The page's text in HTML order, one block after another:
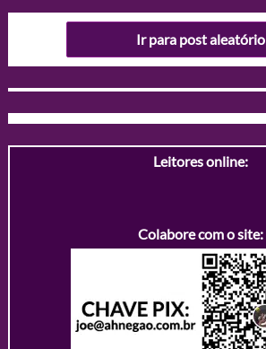
Ir para post aleatório
Leitores online:
Colabore com o site: